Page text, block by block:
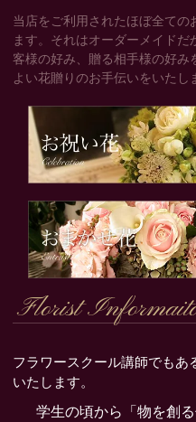
当店をご利用されたほぼ全て
ます。それはオーダーメイド
客様の好み、贈る相手様の好み
よい花贈りのお手伝いをいたし
Florist
フラワースクール講師でもあ
いたします。
学生の頃から「物を創